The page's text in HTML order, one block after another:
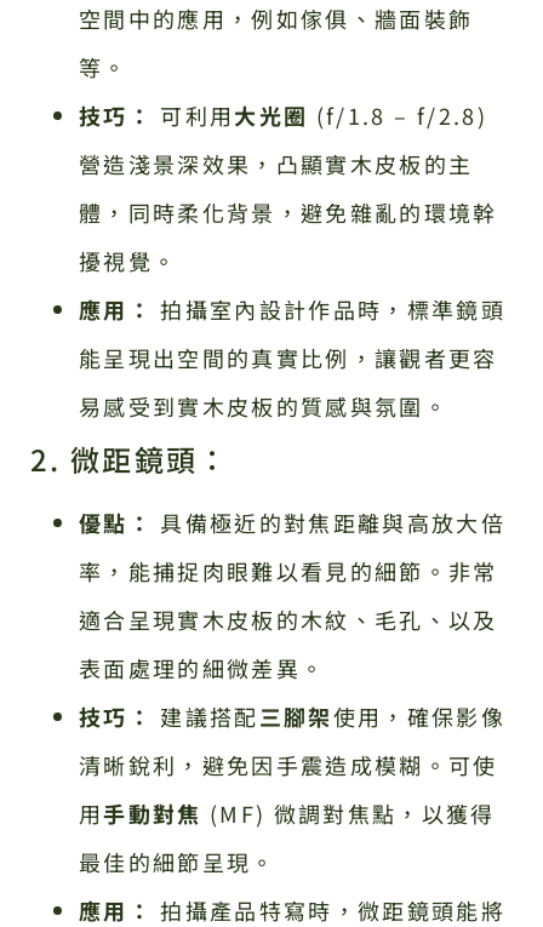
空間中的應用，例如傢俱、牆面裝飾
等。
技巧：
可利用大光圈 (f/1.8 – f/2.8)
營造淺景深效果，凸顯實木皮板的主
體，同時柔化背景，避免雜亂的環境幹
擾視覺。
應用： 拍攝室內設計作品時，標準鏡頭
能呈現出空間的真實比例，讓觀者更容
易感受到實木皮板的質感與氛圍。
2. 微距鏡頭：
優點：
具備極近的對焦距離與高放大倍
率，能捕捉肉眼難以看見的細節。非常
適合呈現實木皮板的木紋、毛孔、以及
表面處理的細微差異。
技巧：
建議搭配三腳架使用，確保影像
清晰銳利，避免因手震造成模糊。可使
用手動對焦 (MF) 微調對焦點，以獲得
最佳的細節呈現。
應用： 拍攝產品特寫時，微距鏡頭能將